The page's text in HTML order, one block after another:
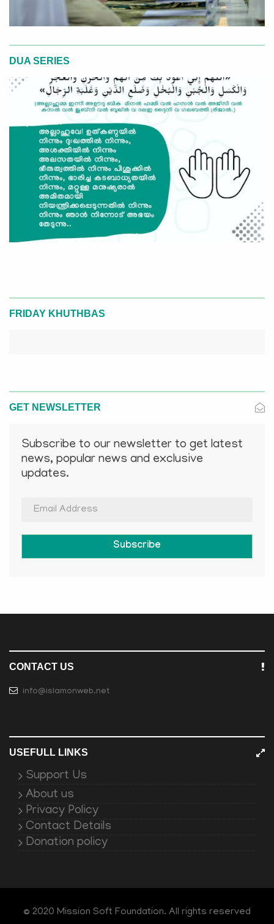
DUA SERIES
FRIDAY KHUTHBAS
GET NEWSLETTER
Subscribe to our newsletter to get latest
news, popular news and exclusive
updates.
Subscribe
CONTACT US
info@islamonweb.net
USEFULL LINKS
Support Us
About us
Privacy Policy
Contact Details
Donation policy
© 2020 Mission Soft Foundation. All rights reserved